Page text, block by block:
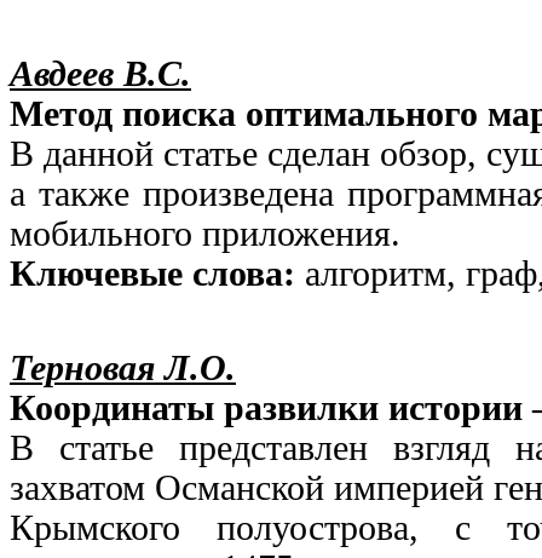
Авдеев В.С.
Метод поиска оптимального
В данной статье сделан обзор,
а также произведена
мобильного приложения.
Ключевые слова: алгоритм,
Терновая Л.О.
Координаты развилки
В статье представлен взгляд
захватом Османской империей
Крымского полуострова, с